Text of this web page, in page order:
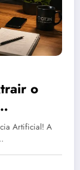
o
Artificial! A